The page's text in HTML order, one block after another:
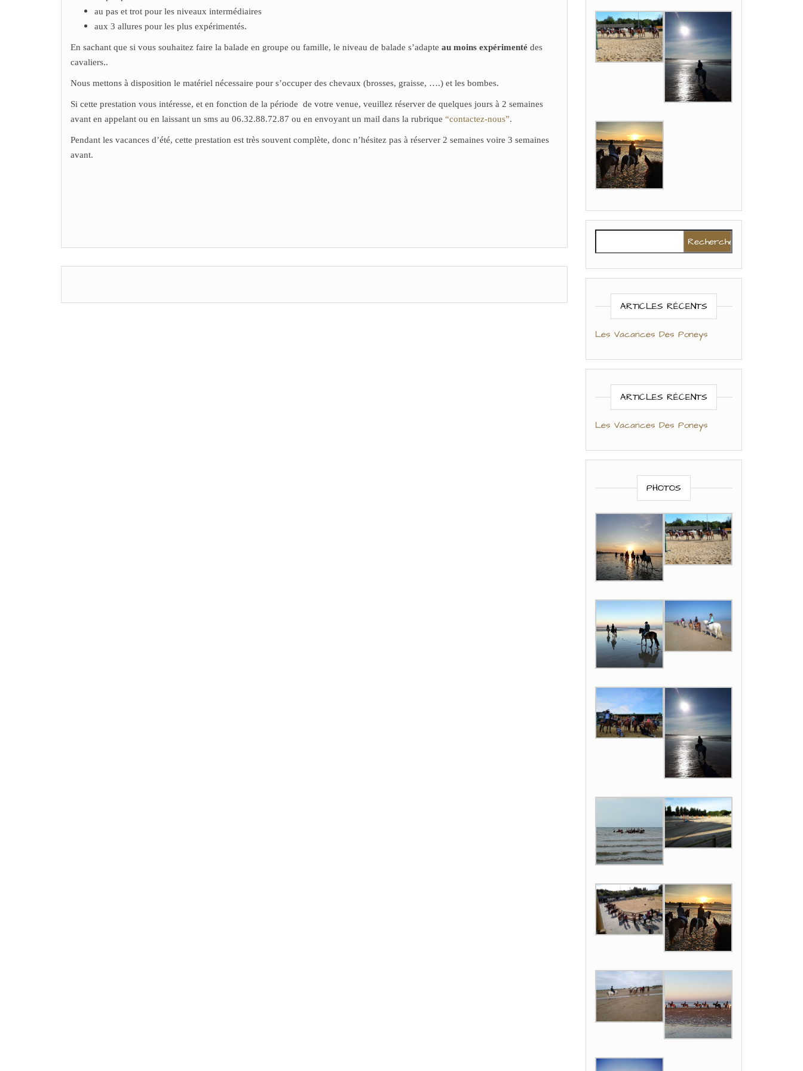
au pas et trot pour les niveaux intermédiaires
aux 3 allures pour les plus expérimentés.
En sachant que si vous souhaitez faire la balade en groupe ou famille, le niveau de balade s’adapte au moins expérimenté des
cavaliers..
Nous mettons à disposition le matériel nécessaire pour s’occuper des chevaux (brosses, graisse, ….) et les bombes.
Si cette prestation vous intéresse, et en fonction de la période de votre venue, veuillez réserver de quelques jours à 2 semaines
avant en appelant ou en laissant un sms au 06.32.88.72.87 ou en envoyant un mail dans la rubrique “contactez-nous”.
Pendant les vacances d’été, cette prestation est très souvent complète, donc n’hésitez pas à réserver 2 semaines voire 3 semaines
avant.
ARTICLES RÉCENTS
Les Vacances Des Poneys
ARTICLES RÉCENTS
Les Vacances Des Poneys
PHOTOS